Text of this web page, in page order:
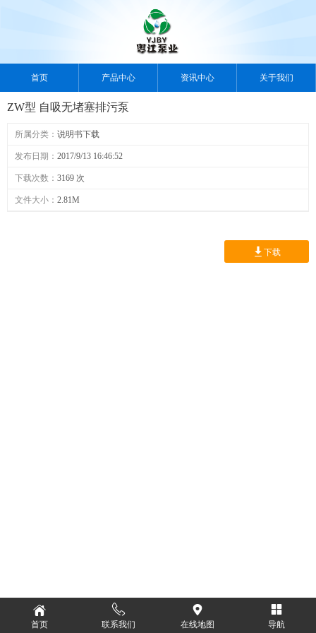
首页 产品中心 资讯中心 关于我们
案例中心 视频中心
ZW型 自吸无堵塞排污泵
所属分类： 说明书下载
发布日期： 2017/9/13 16:46:52
下载次数： 3169 次
文件大小： 2.81M
下载
首页 联系我们 在线地图 导航